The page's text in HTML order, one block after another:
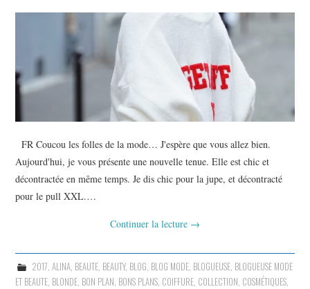
ENVIES DANS LA MODE, LE
LUXE ET LA BEAUTÉ EN Y
AJOUTANT MON PETIT
GRAIN DE FOLIE ET MES
PETITS TUYAUX…
FR Coucou les folles de la mode… J'espère que vous allez bien.
Aujourd'hui, je vous présente une nouvelle tenue. Elle est chic et
décontractée en même temps. Je dis chic pour la jupe, et décontracté
pour le pull XXL.…
Continuer la lecture →
2017 ALINA, BEAUTE, BEAUTY, BLOG BLOG MODE, BLOGUEUSE, BLOGUEUSE MODE
ET BEAUTE BLONDE BON PLAN BONS PLANS COIFFURE COLLECTION COSMÉTIQUES